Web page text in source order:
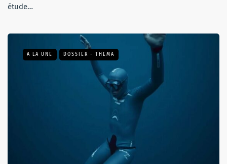
étude…
A LA UNE DOSSIER - THEMA